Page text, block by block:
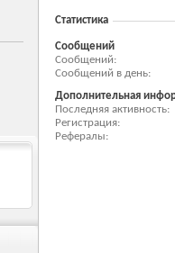
Статистика
Сообщений
Сообщений
Сообщений в день
Дополнительная
Последняя активность
Регистрация
Рефералы